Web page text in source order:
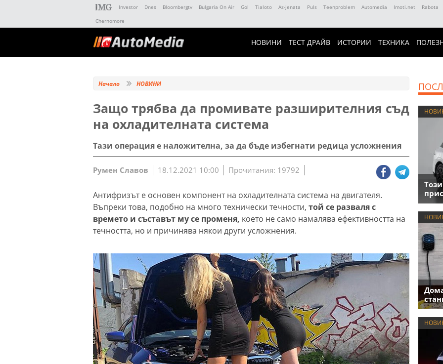
Investor Dnes Bloombergtv Bulgaria On Air Gol Tialoto Az-jenata Puls Teenproblem Automedia Imoti.net Rabota
Chernomore
НОВИНИ ТЕСТ ДРАЙВ ИСТОРИИ ТЕХНИКА
Начало НОВИНИ
Защо трябва да промивате разширителния съд
на охладителната система
Тази операция е наложителна, за да бъде избегнати редица усложнения
Румен Славов 18.12.2021 10:00 Прочитания: 19792
Антифризът е основен компонент на охладителната система на двигателя.
Въпреки това, подобно на много технически течности, той се разваля с
времето и съставът му се променя, което не само намалява ефективността на
течността, но и причинява някои други усложнения.